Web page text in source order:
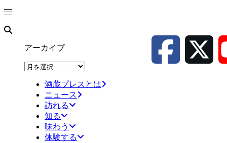
アーカイブ
ア
酒蔵プレスとは
ニュース
訪れる
知る
味わう
体験する